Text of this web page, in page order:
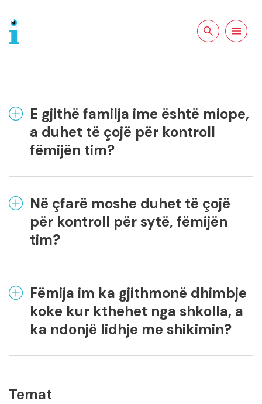
Kërkoni tekLundroni
E gjithë familja ime është miope,
a duhet të çojë për kontroll
fëmijën tim?
Në çfarë moshe duhet të çojë
për kontroll për sytë, fëmijën
tim?
Fëmija im ka gjithmonë dhimbje
koke kur kthehet nga shkolla, a
ka ndonjë lidhje me shikimin?
Temat